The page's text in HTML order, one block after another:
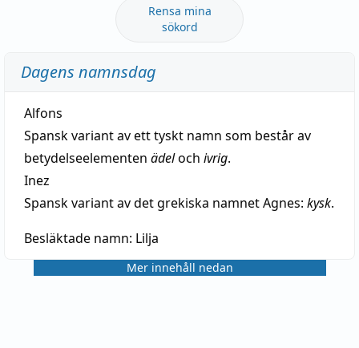
Rensa mina
sökord
Dagens namnsdag
Alfons
Spansk variant av ett tyskt namn som består av
betydelseelementen ädeloch ivrig.
Inez
Spansk variant av det grekiska namnet Agnes: kysk.
Besläktade namn: Lilja
Mer innehåll nedan